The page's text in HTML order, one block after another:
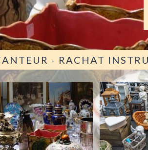
- RACHAT